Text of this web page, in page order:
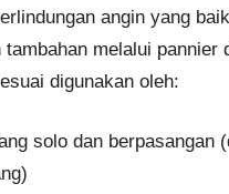
angin yang
tambahan melalui pannier
digunakan oleh:
solo dan berpasangan